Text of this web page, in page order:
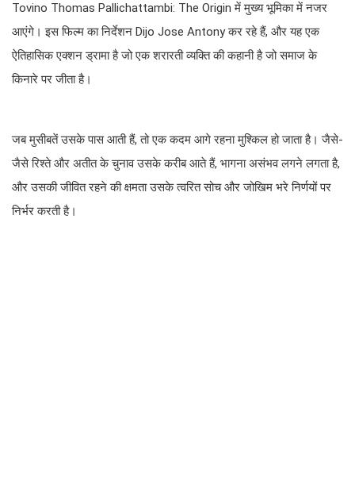
Tovino Thomas Pallichattambi: The Origin में मुख्य भूमिका में नजर
आएंगे। इस फिल्म का निर्देशन Dijo Jose Antony कर रहे हैं, और यह एक
ऐतिहासिक एक्शन ड्रामा है जो एक शरारती व्यक्ति की कहानी है जो समाज के
किनारे पर जीता है।
जब मुसीबतें उसके पास आती हैं, तो एक कदम आगे रहना मुश्किल हो जाता है। जैसे-
जैसे रिश्ते और अतीत के चुनाव उसके करीब आते हैं, भागना असंभव लगने लगता है,
और उसकी जीवित रहने की क्षमता उसके त्वरित सोच और जोखिम भरे निर्णयों पर
निर्भर करती है।